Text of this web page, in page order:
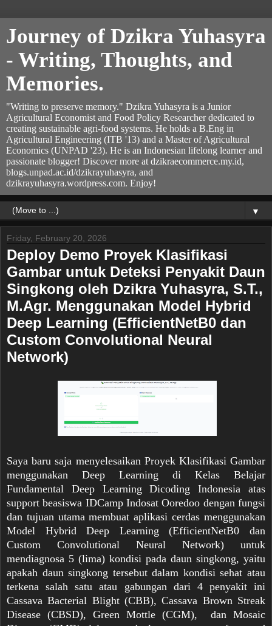
Journey of Dzikra Yuhasyra
- Writing, Thoughts, and
Memories.
"Writing to preserve memory." Dzikra Yuhasyra is a Junior
Agricultural Economist and Food Policy Researcher dedicated to
creating sustainable agri-food systems. He holds a B.Eng in
Agricultural Engineering (ITB '13) and a Master of Agricultural
Economics (UNPAD '23). He is an Indonesian lifelong learner and
passionate blogger! Discover more at dzikraecommerce.my.id,
blogs.unpad.ac.id/dzikrayuhasyra, and
dzikrayuhasyra.wordpress.com. Enjoy!
▼
Friday, February 20, 2026
Deploy Demo Proyek Klasifikasi
Gambar untuk Deteksi Penyakit Daun
Singkong oleh Dzikra Yuhasyra, S.T.,
M.Agr. Menggunakan Model Hybrid
Deep Learning (EfficientNetB0 dan
Custom Convolutional Neural
Network)
Saya baru saja menyelesaikan Proyek Klasifikasi Gambar
menggunakan Deep Learning di Kelas Belajar
Fundamental Deep Learning Dicoding Indonesia atas
support beasiswa IDCamp Indosat Ooredoo dengan fungsi
dan tujuan utama membuat aplikasi cerdas menggunakan
Model Hybrid Deep Learning (EfficientNetB0 dan
Custom Convolutional Neural Network) untuk
mendiagnosa 5 (lima) kondisi pada daun singkong, yaitu
apakah daun singkong tersebut dalam kondisi sehat atau
terkena salah satu atau gabungan dari 4 penyakit ini
Cassava Bacterial Blight (CBB), Cassava Brown Streak
Disease (CBSD), Green Mottle (CGM), dan Mosaic